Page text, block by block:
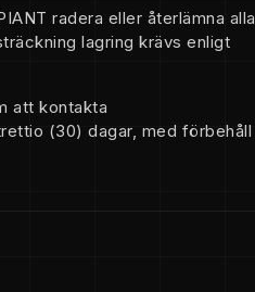
radera eller återlämna alla
lagring krävs enligt
att kontakta
(30) dagar, med förbehåll